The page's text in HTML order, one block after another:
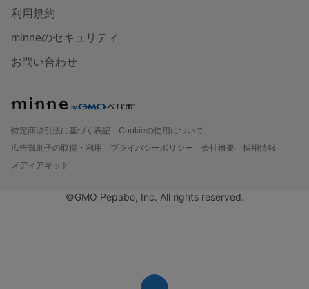
利用規約
minneのセキュリティ
お問い合わせ
特定商取引法に基づく表記
Cookieの使用について
広告識別子の取得・利用
プライバシーポリシー 会社概要
採用情報
メディアキット
©GMO Pepabo, Inc. All rights reserved.